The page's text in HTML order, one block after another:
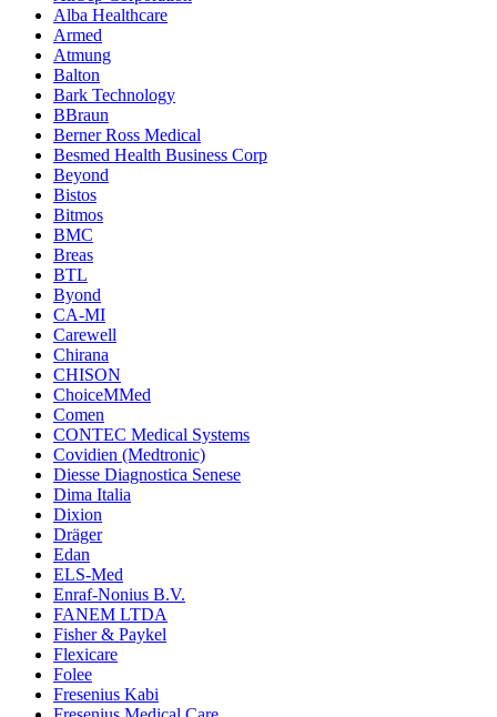
Alba Healthcare
Armed
Atmung
Balton
Bark Technology
BBraun
Berner Ross Medical
Besmed Health Business Corp
Beyond
Bistos
Bitmos
BMC
Breas
BTL
Byond
CA-MI
Carewell
Chirana
CHISON
ChoiceMMed
Comen
CONTEC Medical Systems
Covidien (Medtronic)
Diesse Diagnostica Senese
Dima Italia
Dixion
Dräger
Edan
ELS-Med
Enraf-Nonius B.V.
FANEM LTDA
Fisher & Paykel
Flexicare
Folee
Fresenius Kabi